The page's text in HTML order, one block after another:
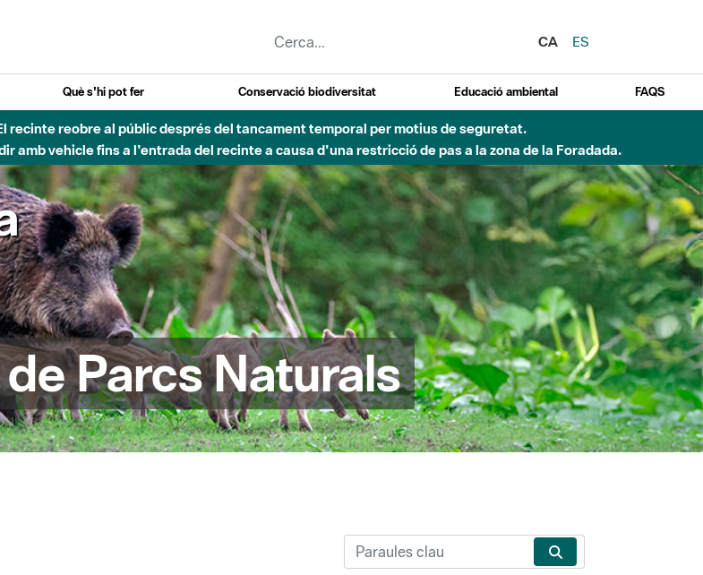
CA
ES
Què s'hi pot fer Conservació biodiversitat Educació ambiental FAQS
a la llera del Parc Fluvial del Besòs degut a obres de construcció d'una passera sobre el riu
Parcs Naturals